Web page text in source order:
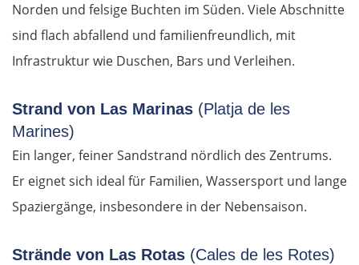
Norden und felsige Buchten im Süden. Viele Abschnitte
sind flach abfallend und familienfreundlich, mit
Infrastruktur wie Duschen, Bars und Verleihen.
Strand von Las Marinas (Platja de les
Marines)
Ein langer, feiner Sandstrand nördlich des Zentrums.
Er eignet sich ideal für Familien, Wassersport und lange
Spaziergänge, insbesondere in der Nebensaison.
Strände von Las Rotas (Cales de les Rotes)
Pilsen
Deutschland Süd
Cham
Regensburg